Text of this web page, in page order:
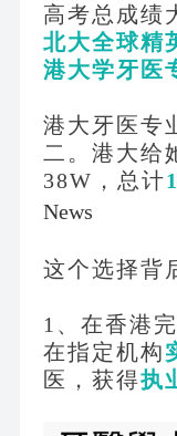
高考总成绩
北大全球精
港大学牙医
港大牙医专
二。港大给
38W，总计
News
这个选择背
1、在香港
在指定机构
医，获得执